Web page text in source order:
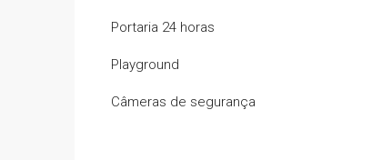
Portaria 24 horas
Playground
Câmeras de segurança